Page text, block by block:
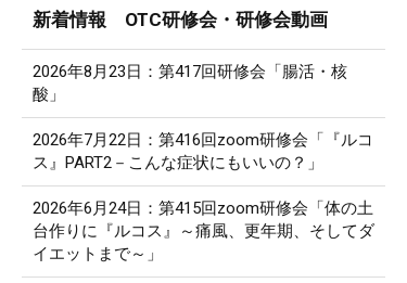
新着情報 OTC研修会・研修会動画
2026年8月23日：第417回研修会「腸活・核
酸」
2026年7月22日：第416回zoom研修会「『ルコ
ス』PART2－こんな症状にもいいの？」
2026年6月24日：第415回zoom研修会「体の土
台作りに『ルコス』～痛風、更年期、そしてダ
イエットまで～」